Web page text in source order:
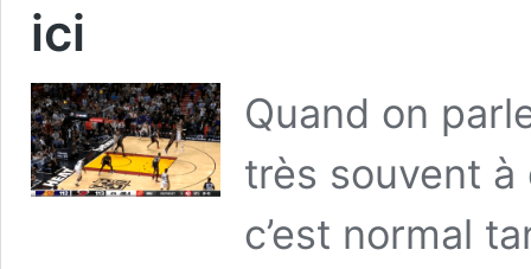
ici
Quand on
très souvent
c’est normal